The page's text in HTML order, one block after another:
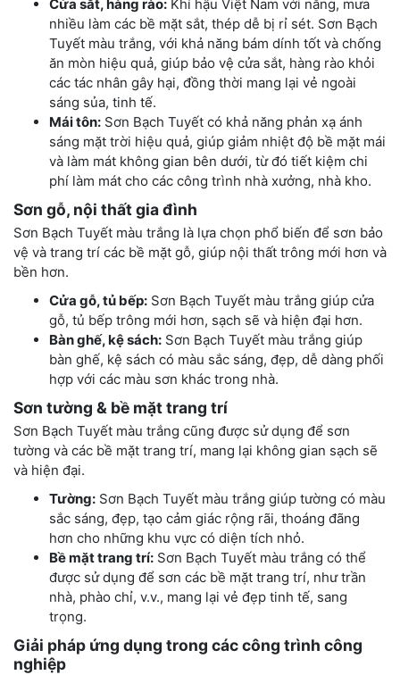
Cửa sắt, hàng rào: Khí hậu Việt Nam với nắng, mưa
nhiều làm các bề mặt sắt, thép dễ bị rỉ sét. Sơn Bạch
Tuyết màu trắng, với khả năng bám dính tốt và chống
ăn mòn hiệu quả, giúp bảo vệ cửa sắt, hàng rào khỏi
các tác nhân gây hại, đồng thời mang lại vẻ ngoài
sáng sủa, tinh tế.
Mái tôn: Sơn Bạch Tuyết có khả năng phản xạ ánh
sáng mặt trời hiệu quả, giúp giảm nhiệt độ bề mặt mái
và làm mát không gian bên dưới, từ đó tiết kiệm chi
phí làm mát cho các công trình nhà xưởng, nhà kho.
Sơn gỗ, nội thất gia đình
Sơn Bạch Tuyết màu trắng là lựa chọn phổ biến để sơn bảo
vệ và trang trí các bề mặt gỗ, giúp nội thất trông mới hơn và
bền hơn.
Cửa gỗ, tủ bếp: Sơn Bạch Tuyết màu trắng giúp cửa
gỗ, tủ bếp trông mới hơn, sạch sẽ và hiện đại hơn.
Bàn ghế, kệ sách: Sơn Bạch Tuyết màu trắng giúp
bàn ghế, kệ sách có màu sắc sáng, đẹp, dễ dàng phối
hợp với các màu sơn khác trong nhà.
Sơn tường & bề mặt trang trí
Sơn Bạch Tuyết màu trắng cũng được sử dụng để sơn
tường và các bề mặt trang trí, mang lại không gian sạch sẽ
và hiện đại.
Tường: Sơn Bạch Tuyết màu trắng giúp tường có màu
sắc sáng, đẹp, tạo cảm giác rộng rãi, thoáng đãng
hơn cho những khu vực có diện tích nhỏ.
Bề mặt trang trí: Sơn Bạch Tuyết màu trắng có thể
được sử dụng để sơn các bề mặt trang trí, như trần
nhà, phào chỉ, v.v., mang lại vẻ đẹp tinh tế, sang
trọng.
Giải pháp ứng dụng trong các công trình công
nghiệp